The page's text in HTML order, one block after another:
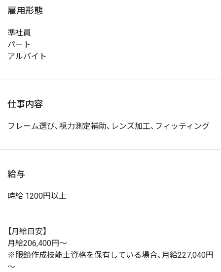
雇用形態
準社員
パート
アルバイト
仕事内容
フレーム選び、視力測定補助、レンズ加工、フィッティング
給与
時給 1200円以上
【月給目安】
月給206,400円～
※眼鏡作成技能士資格を保有している場合、月給227,040円
～